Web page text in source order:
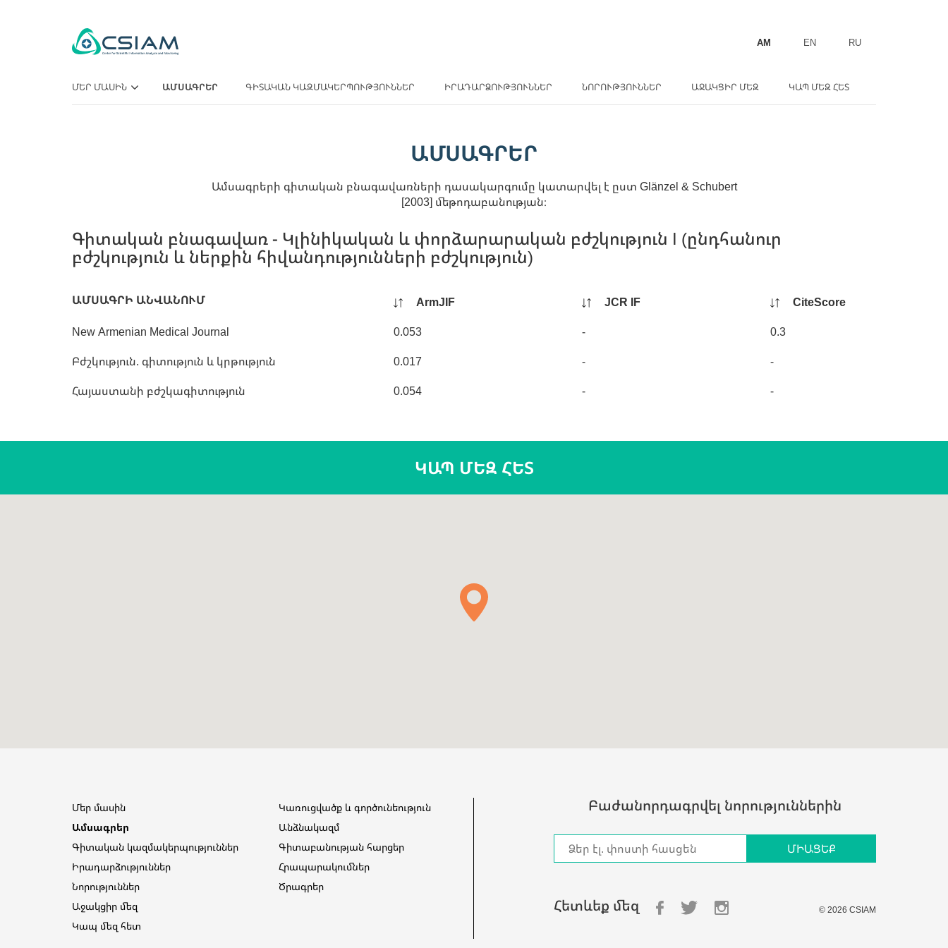
AM EN RU
ՄԵՐ ՄԱՍԻՆ ԱՄՍԱԳՐԵՐ ԳԻՏԱԿԱՆ ԿԱԶՄԱԿԵՐՊՈՒԹՅՈՒՆՆԵՐ ԻՐԱԴԱՐՁՈՒԹՅՈՒՆՆԵՐ ՆՈՐՈՒԹՅՈՒՆՆԵՐ ԱՋԱԿՑԻՐ ՄԵԶ ԿԱՊ ՄԵԶ ՀԵՏ
ԱՄՍԱԳՐԵՐ
Ամսագրերի գիտական բնագավառների դասակարգումը կատարվել է ըստ Glänzel & Schubert
[2003] մեթոդաբանության։
Գիտական բնագավառ - Կլինիկական և փորձարարական բժշկություն I (ընդհանուր
բժշկություն և ներքին հիվանդությունների բժշկություն)
ԱՄՍԱԳՐԻ ԱՆՎԱՆՈՒՄ ArmJIF JCR IF
CiteScore
New Armenian Medical Journal
0.053 -
0.3
Բժշկություն. գիտություն և կրթություն
0.017 -
-
Հայաստանի բժշկագիտություն
0.054 - -
ԿԱՊ ՄԵԶ ՀԵՏ
Մեր մասին
Ամսագրեր
Գիտական կազմակերպություններ
Իրադարձություններ
Նորություններ
Աջակցիր մեզ
Կապ մեզ հետ
Կառուցվածք և գործունեություն
Անձնակազմ
Գիտաբանության հարցեր
Հրապարակումներ
Ծրագրեր
Բաժանորդագրվել նորություններին
Հետևեք մեզ © 2026 CSIAM